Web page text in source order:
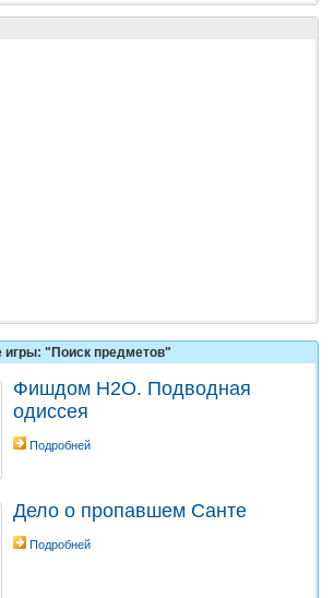
"Поиск предметов"
Фишдом H2O. Подводная
одиссея
Подробней
Дело о пропавшем Санте
Подробней